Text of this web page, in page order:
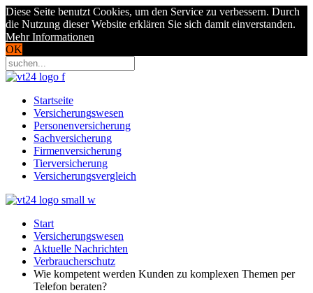
Diese Seite benutzt Cookies, um den Service zu verbessern. Durch
die Nutzung dieser Website erklären Sie sich damit einverstanden.
Mehr Informationen
OK
Startseite
Versicherungswesen
Personenversicherung
Sachversicherung
Firmenversicherung
Tierversicherung
Versicherungsvergleich
Start
Versicherungswesen
Aktuelle Nachrichten
Verbraucherschutz
Wie kompetent werden Kunden zu komplexen Themen per
Telefon beraten?